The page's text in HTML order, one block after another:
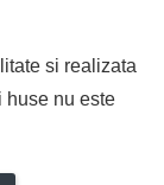
si realizata
huse nu este